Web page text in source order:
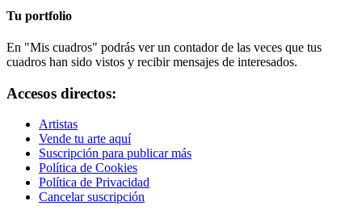
Tu portfolio
En "Mis cuadros" podrás ver un contador de las veces que tus
cuadros han sido vistos y recibir mensajes de interesados.
Accesos directos:
Artistas
Vende tu arte aquí
Suscripción para publicar más
Política de Cookies
Política de Privacidad
Cancelar suscripción